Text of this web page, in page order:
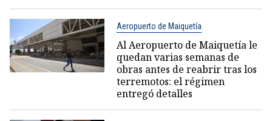
Aeropuerto de Maiquetía
Al Aeropuerto de Maiquetía le
quedan varias semanas de
obras antes de reabrir tras los
terremotos: el régimen
entregó detalles